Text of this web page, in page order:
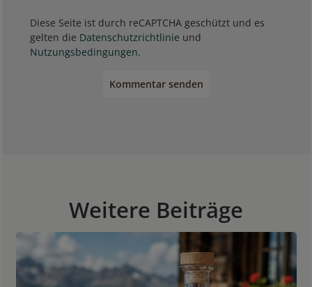
Diese Seite ist durch reCAPTCHA geschützt und es
gelten die Datenschutzrichtlinie und
Nutzungsbedingungen.
Kommentar senden
Weitere Beiträge